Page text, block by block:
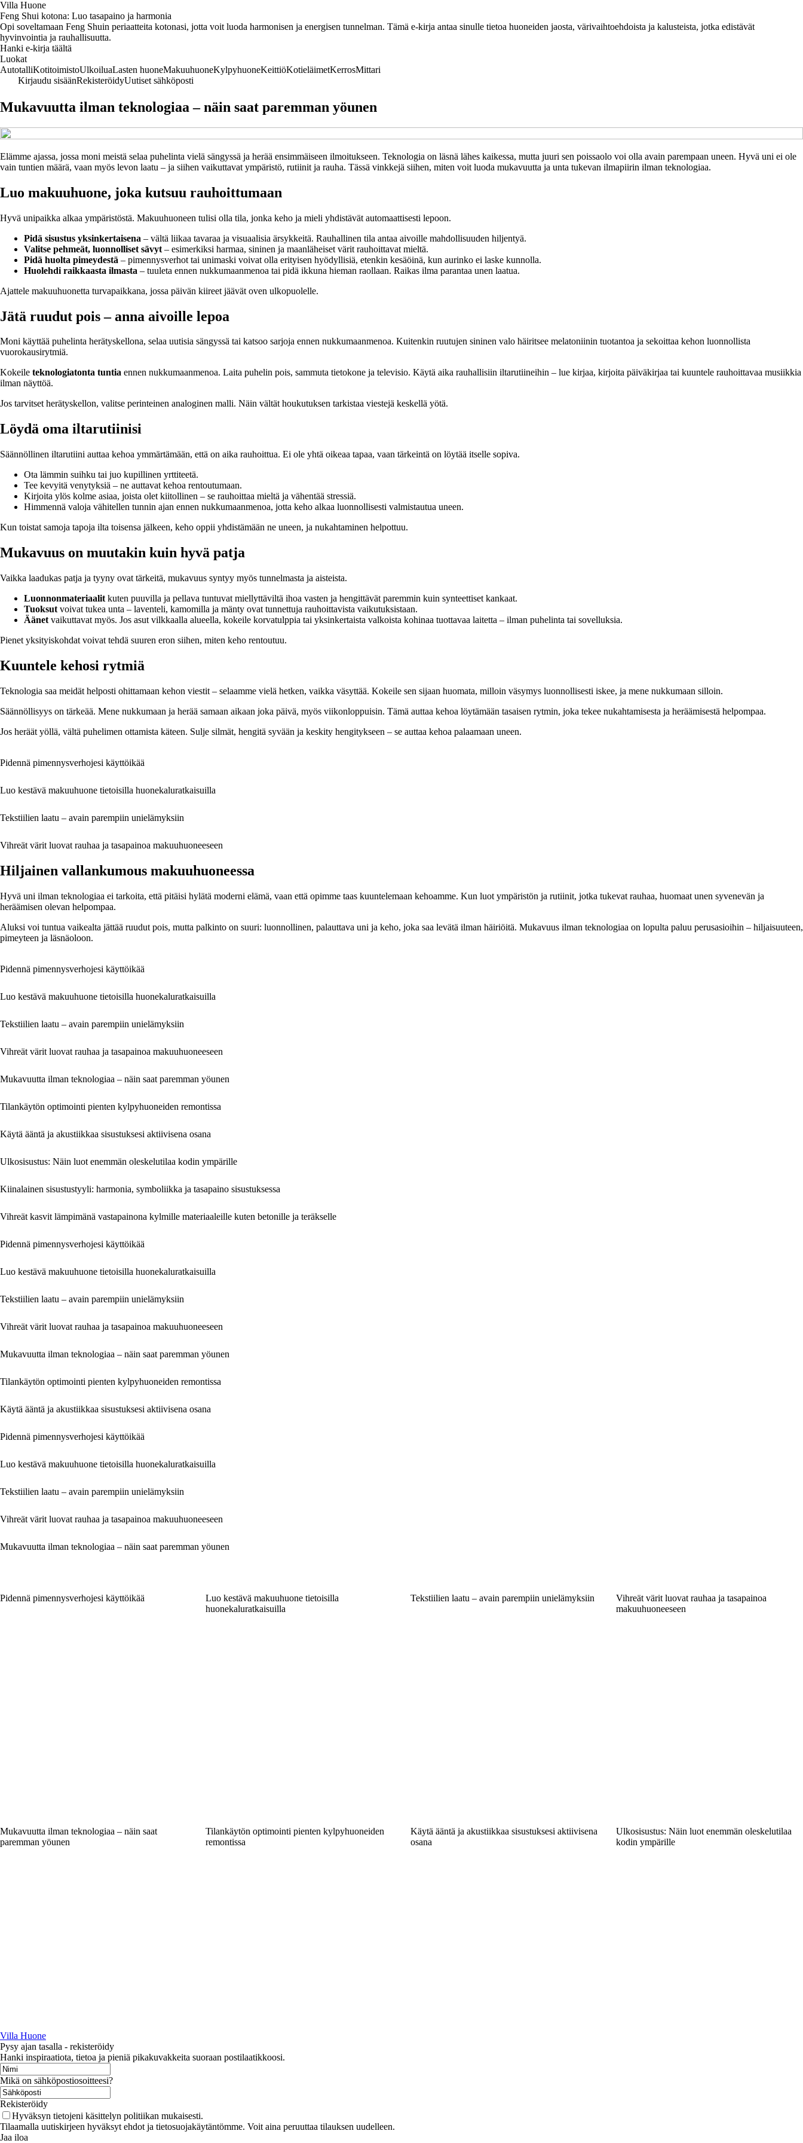
Villa Huone
Feng Shui kotona: Luo tasapaino ja harmonia
Opi soveltamaan Feng Shuin periaatteita kotonasi, jotta voit luoda harmonisen ja energisen tunnelman. Tämä e-kirja antaa sinulle tietoa huoneiden jaosta, värivaihtoehdoista ja kalusteista, jotka edistävät
hyvinvointia ja rauhallisuutta.
Hanki e-kirja täältä
Luokat
AutotalliKotitoimistoUlkoiluaLasten huoneMakuuhuoneKylpyhuoneKeittiöKotieläimetKerrosMittari
Kirjaudu sisäänRekisteröidyUutiset sähköposti
Mukavuutta ilman teknologiaa – näin saat paremman yöunen
Elämme ajassa, jossa moni meistä selaa puhelinta vielä sängyssä ja herää ensimmäiseen ilmoitukseen. Teknologia on läsnä lähes kaikessa, mutta juuri sen poissaolo voi olla avain parempaan uneen. Hyvä uni ei ole
vain tuntien määrä, vaan myös levon laatu – ja siihen vaikuttavat ympäristö, rutiinit ja rauha. Tässä vinkkejä siihen, miten voit luoda mukavuutta ja unta tukevan ilmapiirin ilman teknologiaa.
Luo makuuhuone, joka kutsuu rauhoittumaan
Hyvä unipaikka alkaa ympäristöstä. Makuuhuoneen tulisi olla tila, jonka keho ja mieli yhdistävät automaattisesti lepoon.
Pidä sisustus yksinkertaisena – vältä liikaa tavaraa ja visuaalisia ärsykkeitä. Rauhallinen tila antaa aivoille mahdollisuuden hiljentyä.
Valitse pehmeät, luonnolliset sävyt – esimerkiksi harmaa, sininen ja maanläheiset värit rauhoittavat mieltä.
Pidä huolta pimeydestä – pimennysverhot tai unimaski voivat olla erityisen hyödyllisiä, etenkin kesäöinä, kun aurinko ei laske kunnolla.
Huolehdi raikkaasta ilmasta – tuuleta ennen nukkumaanmenoa tai pidä ikkuna hieman raollaan. Raikas ilma parantaa unen laatua.
Ajattele makuuhuonetta turvapaikkana, jossa päivän kiireet jäävät oven ulkopuolelle.
Jätä ruudut pois – anna aivoille lepoa
Moni käyttää puhelinta herätyskellona, selaa uutisia sängyssä tai katsoo sarjoja ennen nukkumaanmenoa. Kuitenkin ruutujen sininen valo häiritsee melatoniinin tuotantoa ja sekoittaa kehon luonnollista
vuorokausirytmiä.
Kokeile teknologiatonta tuntia ennen nukkumaanmenoa. Laita puhelin pois, sammuta tietokone ja televisio. Käytä aika rauhallisiin iltarutiineihin – lue kirjaa, kirjoita päiväkirjaa tai kuuntele rauhoittavaa musiikkia
ilman näyttöä.
Jos tarvitset herätyskellon, valitse perinteinen analoginen malli. Näin vältät houkutuksen tarkistaa viestejä keskellä yötä.
Löydä oma iltarutiinisi
Säännöllinen iltarutiini auttaa kehoa ymmärtämään, että on aika rauhoittua. Ei ole yhtä oikeaa tapaa, vaan tärkeintä on löytää itselle sopiva.
Ota lämmin suihku tai juo kupillinen yrttiteetä.
Tee kevyitä venytyksiä – ne auttavat kehoa rentoutumaan.
Kirjoita ylös kolme asiaa, joista olet kiitollinen – se rauhoittaa mieltä ja vähentää stressiä.
Himmennä valoja vähitellen tunnin ajan ennen nukkumaanmenoa, jotta keho alkaa luonnollisesti valmistautua uneen.
Kun toistat samoja tapoja ilta toisensa jälkeen, keho oppii yhdistämään ne uneen, ja nukahtaminen helpottuu.
Mukavuus on muutakin kuin hyvä patja
Vaikka laadukas patja ja tyyny ovat tärkeitä, mukavuus syntyy myös tunnelmasta ja aisteista.
Luonnonmateriaalit kuten puuvilla ja pellava tuntuvat miellyttäviltä ihoa vasten ja hengittävät paremmin kuin synteettiset kankaat.
Tuoksut voivat tukea unta – laventeli, kamomilla ja mänty ovat tunnettuja rauhoittavista vaikutuksistaan.
Äänet vaikuttavat myös. Jos asut vilkkaalla alueella, kokeile korvatulppia tai yksinkertaista valkoista kohinaa tuottavaa laitetta – ilman puhelinta tai sovelluksia.
Pienet yksityiskohdat voivat tehdä suuren eron siihen, miten keho rentoutuu.
Kuuntele kehosi rytmiä
Teknologia saa meidät helposti ohittamaan kehon viestit – selaamme vielä hetken, vaikka väsyttää. Kokeile sen sijaan huomata, milloin väsymys luonnollisesti iskee, ja mene nukkumaan silloin.
Säännöllisyys on tärkeää. Mene nukkumaan ja herää samaan aikaan joka päivä, myös viikonloppuisin. Tämä auttaa kehoa löytämään tasaisen rytmin, joka tekee nukahtamisesta ja heräämisestä helpompaa.
Jos heräät yöllä, vältä puhelimen ottamista käteen. Sulje silmät, hengitä syvään ja keskity hengitykseen – se auttaa kehoa palaamaan uneen.
Pidennä pimennysverhojesi käyttöikää
Luo kestävä makuuhuone tietoisilla huonekaluratkaisuilla
Tekstiilien laatu – avain parempiin unielämyksiin
Vihreät värit luovat rauhaa ja tasapainoa makuuhuoneeseen
Hiljainen vallankumous makuuhuoneessa
Hyvä uni ilman teknologiaa ei tarkoita, että pitäisi hylätä moderni elämä, vaan että opimme taas kuuntelemaan kehoamme. Kun luot ympäristön ja rutiinit, jotka tukevat rauhaa, huomaat unen syvenevän ja
heräämisen olevan helpompaa.
Aluksi voi tuntua vaikealta jättää ruudut pois, mutta palkinto on suuri: luonnollinen, palauttava uni ja keho, joka saa levätä ilman häiriöitä. Mukavuus ilman teknologiaa on lopulta paluu perusasioihin – hiljaisuuteen,
pimeyteen ja läsnäoloon.
Pidennä pimennysverhojesi käyttöikää
Luo kestävä makuuhuone tietoisilla huonekaluratkaisuilla
Tekstiilien laatu – avain parempiin unielämyksiin
Vihreät värit luovat rauhaa ja tasapainoa makuuhuoneeseen
Mukavuutta ilman teknologiaa – näin saat paremman yöunen
Tilankäytön optimointi pienten kylpyhuoneiden remontissa
Käytä ääntä ja akustiikkaa sisustuksesi aktiivisena osana
Ulkosisustus: Näin luot enemmän oleskelutilaa kodin ympärille
Kiinalainen sisustustyyli: harmonia, symboliikka ja tasapaino sisustuksessa
Vihreät kasvit lämpimänä vastapainona kylmille materiaaleille kuten betonille ja teräkselle
Pidennä pimennysverhojesi käyttöikää
Luo kestävä makuuhuone tietoisilla huonekaluratkaisuilla
Tekstiilien laatu – avain parempiin unielämyksiin
Vihreät värit luovat rauhaa ja tasapainoa makuuhuoneeseen
Mukavuutta ilman teknologiaa – näin saat paremman yöunen
Tilankäytön optimointi pienten kylpyhuoneiden remontissa
Käytä ääntä ja akustiikkaa sisustuksesi aktiivisena osana
Pidennä pimennysverhojesi käyttöikää
Luo kestävä makuuhuone tietoisilla huonekaluratkaisuilla
Tekstiilien laatu – avain parempiin unielämyksiin
Vihreät värit luovat rauhaa ja tasapainoa makuuhuoneeseen
Mukavuutta ilman teknologiaa – näin saat paremman yöunen
Pidennä pimennysverhojesi käyttöikää
Luo kestävä makuuhuone tietoisilla
huonekaluratkaisuilla
Tekstiilien laatu – avain parempiin unielämyksiin
Vihreät värit luovat rauhaa ja tasapainoa
makuuhuoneeseen
Mukavuutta ilman teknologiaa – näin saat
paremman yöunen
Tilankäytön optimointi pienten kylpyhuoneiden
remontissa
Käytä ääntä ja akustiikkaa sisustuksesi aktiivisena
osana
Ulkosisustus: Näin luot enemmän oleskelutilaa
kodin ympärille
Villa Huone
Pysy ajan tasalla - rekisteröidy
Hanki inspiraatiota, tietoa ja pieniä pikakuvakkeita suoraan postilaatikkoosi.
Mikä on sähköpostiosoitteesi?
Rekisteröidy
Hyväksyn tietojeni käsittelyn politiikan mukaisesti.
Tilaamalla uutiskirjeen hyväksyt ehdot ja tietosuojakäytäntömme. Voit aina peruuttaa tilauksen uudelleen.
Jaa iloa